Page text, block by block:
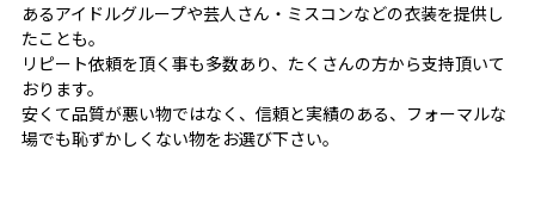
ストレッチがあるのでしっかりきれいめに見せつつ、着用感
がいいのも嬉しい♪
★素材感
------------------------------------------------------------
しっかり生地に見えつつ、薄手なので着心地が軽く春夏に重
あるアイドルグループや芸人さん・ミスコンなどの衣装を提供し
たことも。
リピート依頼を頂く事も多数あり、たくさんの方から支持頂いて
おります。
安くて品質が悪い物ではなく、信頼と実績のある、フォーマルな
場でも恥ずかしくない物をお選び下さい。